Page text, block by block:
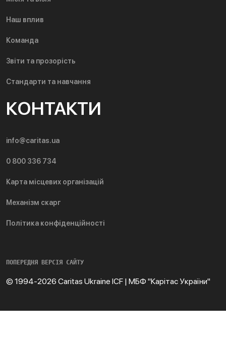
Наш вплив
Команда
Звіти та прозорість
Стандарти та навчання
КОНТАКТИ
info@caritas.ua
0 800 336 734
Карта місцевих організацій
Механізм скарг
Політика конфіденційності
ПОПЕРЕДНЯ ВЕРСІЯ САЙТУ
© 1994-2026 Caritas Ukraine ICF | МБФ "Карітас України"